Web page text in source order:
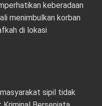
keberadaan
menimbulkan korban
di lokasi
sipil tidak